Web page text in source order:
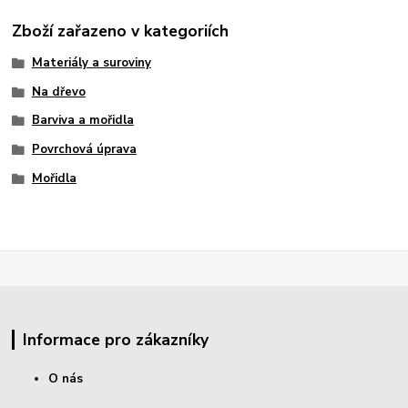
Zboží zařazeno v kategoriích
Materiály a suroviny
Na dřevo
Barviva a mořidla
Povrchová úprava
Mořidla
Informace pro zákazníky
O nás